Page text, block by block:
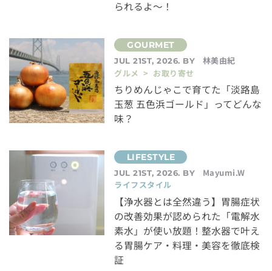
られるよ～！
JUL 21ST, 2026. BY
林美由紀
グルメ > お取り寄せ
ちりめんじゃこで育てた「淡路島
玉葱 五色浜ゴールド」ってどんな
味？
JUL 21ST, 2026. BY
Mayumi.W
ライフスタイル
【浄水器とは全然違う】胃腸症状
の改善効果が認められた「電解水
素水」が使い放題！整水器で叶え
る胃腸ケア・料理・美容を徹底検
証